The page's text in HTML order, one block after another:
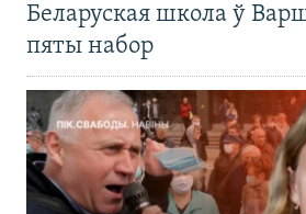
Беларуская школа ў
пяты набор